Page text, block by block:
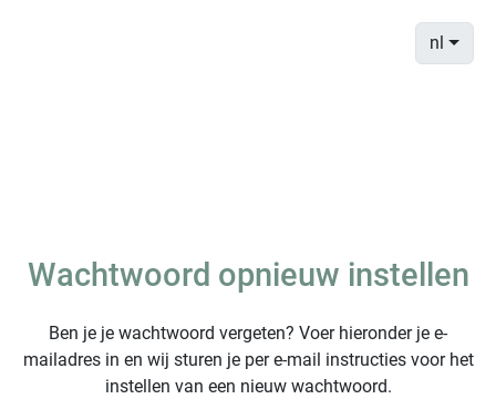
nl
Wachtwoord opnieuw instellen
Ben je je wachtwoord vergeten? Voer hieronder je e-
mailadres in en wij sturen je per e-mail instructies voor het
instellen van een nieuw wachtwoord.